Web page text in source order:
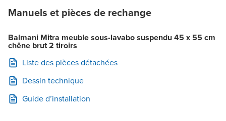
Manuels et pièces de rechange
Balmani Mitra meuble sous-lavabo suspendu 45 x 55 cm
chêne brut 2 tiroirs
Liste des pièces détachées
Dessin technique
Guide d’installation